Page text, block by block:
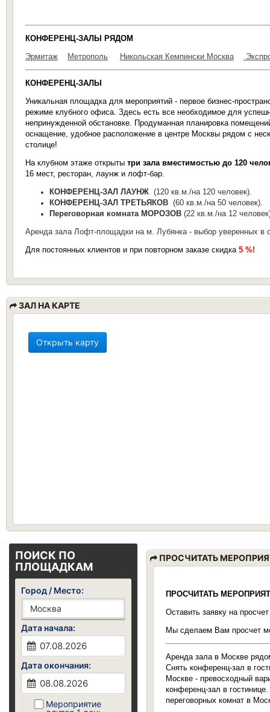
КОНФЕРЕНЦ-ЗАЛЫ РЯДОМ
Эрмитаж
Метрополь Никольская Кемпински Москва
КОНФЕРЕНЦ-ЗАЛЫ
Уникальная площадка для мероприятий - первое бизнес-
режиме клубного офиса. Здесь есть все необходимое для
непринужденной обстановке. Продуманная планировка
оснащение, удобное расположение в центре Москвы рядом с
столице!
На клубном этаже открыты три зала вместимостью до 120
16 мест, ресторан, лаунж и лофт-бар.
КОНФЕРЕНЦ-ЗАЛ ЛАУНЖ (120 кв.м./на 120 человек).
КОНФЕРЕНЦ-ЗАЛ ТРЕТЬЯКОВ (60 кв.м./на 50 человек).
Переговорная комната МОРОЗОВ (22 кв.м./на 12
Аренда зала Лофт-площадки на м. Лубянка - выбор уверенных
Для постоянных клиентов и при повторном заказе скидка 5 %!
ЗАЛ НА КАРТЕ
Открыть карту
ПОИСК ПО
ПЛОЩАДКАМ
Город / Место:
Дата начала:
Дата окончания:
Мероприятие
ПРОСЧИТАТЬ
ПРОСЧИТАТЬ
Оставить заявку на
Мы сделаем Вам просчет
Аренда зала в Москве
Снять конференц-зал в
Москве - превосходный
конференц-зал в
переговорных комнат в